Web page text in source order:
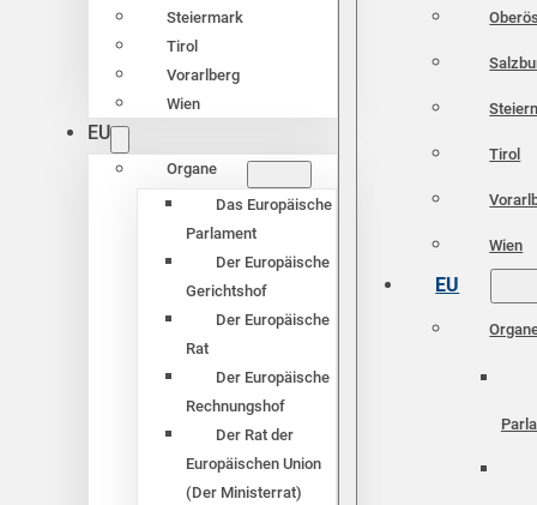
Steiermark
Tirol
Vorarlberg
Wien
EU
Organe
Das Europäische
Parlament
Der Europäische
Gerichtshof
Der Europäische
Rat
Der Europäische
Rechnungshof
Der Rat der
Europäischen Union
(Der Ministerrat)
Tirol
Wien
EU